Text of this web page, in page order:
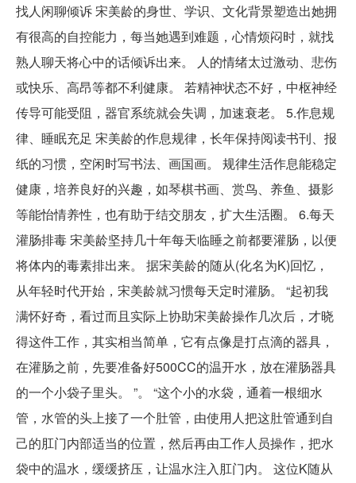
找人闲聊倾诉 宋美龄的身世、学识、文化背景塑造出她拥
有很高的自控能力，每当她遇到难题，心情烦闷时，就找
熟人聊天将心中的话倾诉出来。 人的情绪太过激动、悲伤
或快乐、高昂等都不利健康。 若精神状态不好，中枢神经
传导可能受阻，器官系统就会失调，加速衰老。 5.作息规
律、睡眠充足 宋美龄的作息规律，长年保持阅读书刊、报
纸的习惯，空闲时写书法、画国画。 规律生活作息能稳定
健康，培养良好的兴趣，如琴棋书画、赏鸟、养鱼、摄影
等能怡情养性，也有助于结交朋友，扩大生活圈。 6.每天
灌肠排毒 宋美龄坚持几十年每天临睡之前都要灌肠，以便
将体内的毒素排出来。 据宋美龄的随从(化名为K)回忆，
从年轻时代开始，宋美龄就习惯每天定时灌肠。 “起初我
满怀好奇，看过而且实际上协助宋美龄操作几次后，才晓
得这件工作，其实相当简单，它有点像是打点滴的器具，
在灌肠之前，先要准备好500CC的温开水，放在灌肠器具
的一个小袋子里头。 ”。 “这个小的水袋，通着一根细水
管，水管的头上接了一个肚管，由使用人把这肚管通到自
己的肛门内部适当的位置，然后再由工作人员操作，把水
袋中的温水，缓缓挤压，让温水注入肛门内。 这位K随从